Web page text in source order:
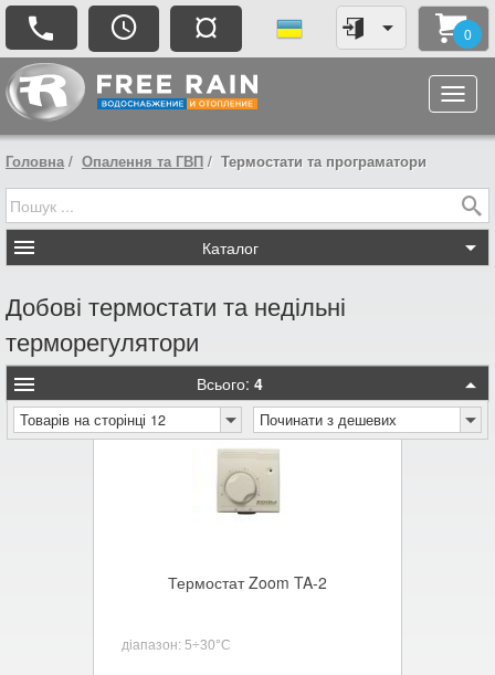
¤ 0
Головна Опалення та ГВП Термостати та програматори
Каталог
Добові термостати та недільні
терморегулятори
Всього: 4
Товарів на сторінці 12 Починати з дешевих
Термостат Zoom TA-2
діапазон: 5÷30°C